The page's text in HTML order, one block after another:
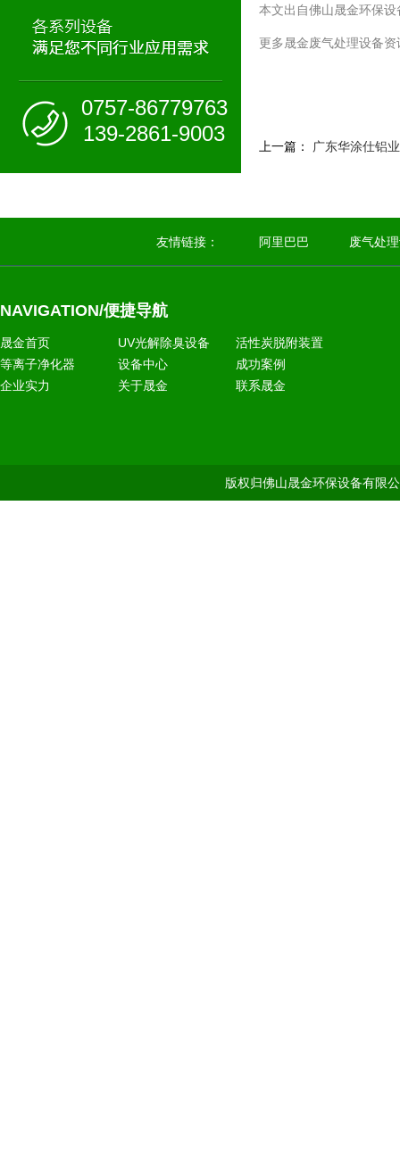
0757-86779763
139-2861-9003
本文出自佛山晟金环保
更多晟金废气处理设备
上一篇： 广东华涂仕铝
友情链接： 阿里巴巴 废气处
NAVIGATION/便捷导航
晟金首页
等离子净化器
企业实力
UV光解除臭设备
设备中心
关于晟金
活性炭脱附装置
成功案例
联系晟金
版权归佛山晟金环保设备有限